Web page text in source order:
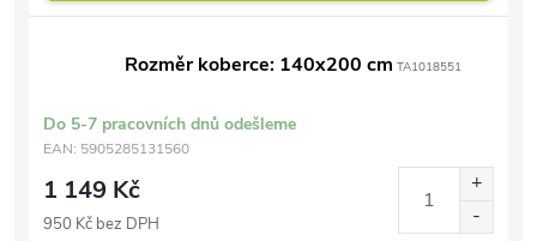
Rozměr koberce: 140x200 cm TA1018551
Do 5-7 pracovních dnů odešleme
EAN: 5905285131560
1 149 Kč
950 Kč bez DPH